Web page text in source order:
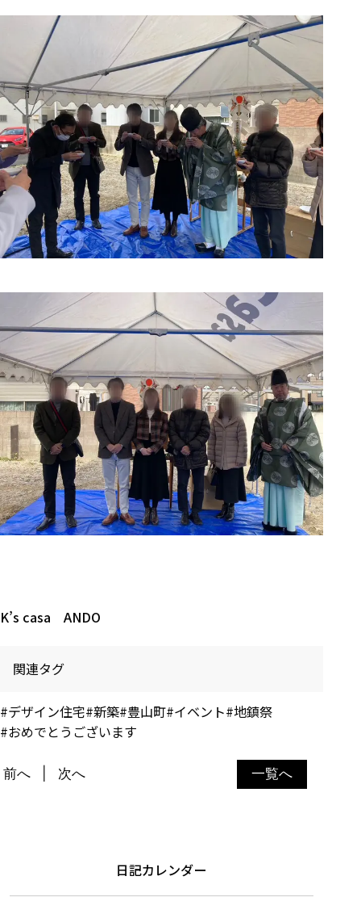
K’s casa ANDO
関連タグ
#デザイン住宅#新築#豊山町#イベント#地鎮祭
#おめでとうございます
一覧へ
前へ 次へ
日記カレンダー